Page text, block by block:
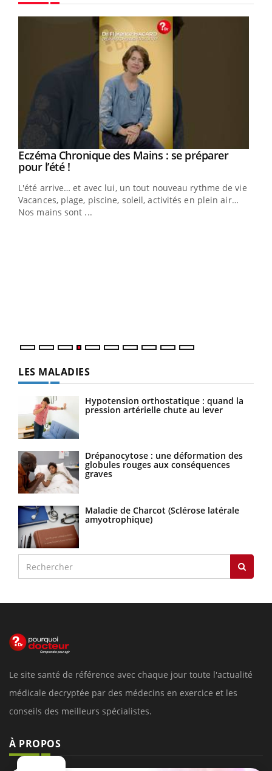
Youtube
Eczéma Chronique des Mains : se préparer
pour l’été !Youtube
L'été arrive… et avec lui, un tout nouveau rythme de vie !
Vacances, plage, piscine, soleil, activités en plein air…
Nos mains sont ...
LES MALADIES
Hypotension orthostatique : quand la
pression artérielle chute au lever
Drépanocytose : une déformation des
globules rouges aux conséquences
graves
Maladie de Charcot (Sclérose latérale
amyotrophique)
Le site santé de référence avec chaque jour toute l'actualité
médicale decryptée par des médecins en exercice et les
conseils des meilleurs spécialistes.
À PROPOS